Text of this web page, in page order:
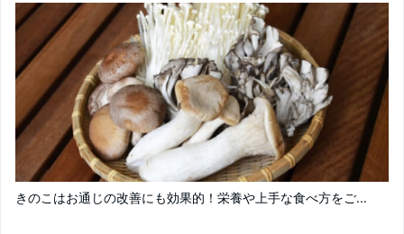
きのこはお通じの改善にも効果的！栄養や上手な食べ方をご...